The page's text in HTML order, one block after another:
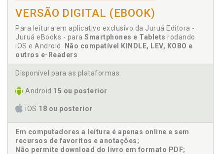
VERSÃO DIGITAL (EBOOK)
Para leitura em aplicativo exclusivo da Juruá Editora -
Juruá eBooks - para Smartphones e Tablets rodando
iOS e Android.
Não compatível KINDLE, LEV, KOBO e
outros e-Readers
Disponível para as plataformas:
Android 15 ou posterior
iOS 18 ou posterior
Em computadores a leitura é apenas online e sem
recursos de favoritos e anotações;
Não permite download do livro em formato PDF;